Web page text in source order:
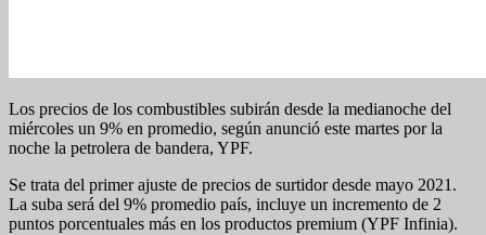
Los precios de los combustibles subirán desde la medianoche del
miércoles un 9% en promedio, según anunció este martes por la
noche la petrolera de bandera, YPF.
Se trata del primer ajuste de precios de surtidor desde mayo 2021.
La suba será del 9% promedio país, incluye un incremento de 2
puntos porcentuales más en los productos premium (YPF Infinia).